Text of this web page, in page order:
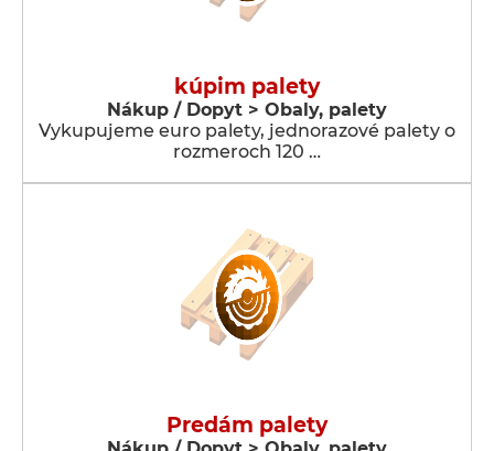
kúpim palety
Nákup / Dopyt > Obaly, palety
Vykupujeme euro palety, jednorazové palety o
rozmeroch 120 …
Predám palety